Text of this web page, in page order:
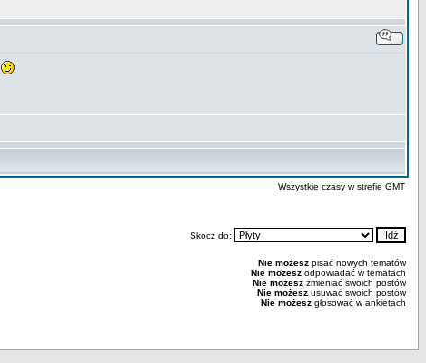
Wszystkie czasy w strefie GMT
Skocz do:
Nie możesz pisać nowych tematów
Nie możesz odpowiadać w tematach
Nie możesz zmieniać swoich postów
Nie możesz usuwać swoich postów
Nie możesz głosować w ankietach